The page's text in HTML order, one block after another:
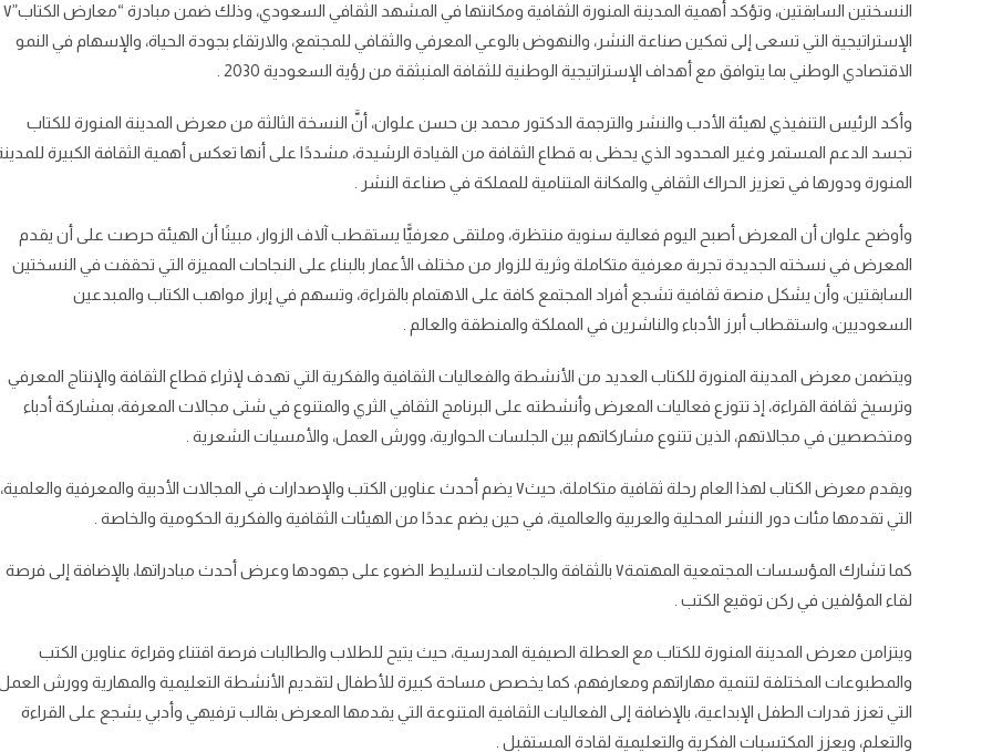
النسختين السابقتين، وتؤكد أهمية المدينة المنورة الثقافية ومكانتها في المشهد الثقافي السعودي، وذلك ضمن مبادرة “معارض الكتاب”٧
الإستراتيجية التي تسعى إلى تمكين صناعة النشر، والنهوض بالوعي المعرفي والثقافي للمجتمع، والارتقاء بجودة الحياة، والإسهام في النمو
الاقتصادي الوطني بما يتوافق مع أهداف الإستراتيجية الوطنية للثقافة المنبثقة من رؤية السعودية 2030 .
وأكد الرئيس التنفيذي لهيئة الأدب والنشر والترجمة الدكتور محمد بن حسن علوان، أنَّ النسخة الثالثة من معرض المدينة المنورة للكتاب
تجسد الدعم المستمر وغير المحدود الذي يحظى به قطاع الثقافة من القيادة الرشيدة، مشددًا على أنها تعكس أهمية الثقافة الكبيرة
المنورة ودورها في تعزيز الحراك الثقافي والمكانة المتنامية للمملكة في صناعة النشر .
وأوضح علوان أن المعرض أصبح اليوم فعالية سنوية منتظرة، وملتقى معرفيًّا يستقطب آلاف الزوار، مبينًا أن الهيئة حرصت على أن يقدم
المعرض في نسخته الجديدة تجربة معرفية متكاملة وثرية للزوار من مختلف الأعمار بالبناء على النجاحات المميزة التي تحققت في النسختين
السابقتين، وأن يشكل منصة ثقافية تشجع أفراد المجتمع كافة على الاهتمام بالقراءة، وتسهم في إبراز مواهب الكتاب والمبدعين
السعوديين، واستقطاب أبرز الأدباء والناشرين في المملكة والمنطقة والعالم .
ويتضمن معرض المدينة المنورة للكتاب العديد من الأنشطة والفعاليات الثقافية والفكرية التي تهدف لإثراء قطاع الثقافة والإنتاج المعرفي
وترسيخ ثقافة القراءة، إذ تتوزع فعاليات المعرض وأنشطته على البرنامج الثقافي الثري والمتنوع في شتى مجالات المعرفة، بمشاركة أدباء
ومتخصصين في مجالاتهم، الذين تتنوع مشاركاتهم بين الجلسات الحوارية، وورش العمل، والأمسيات الشعرية .
ويقدم معرض الكتاب لهذا العام رحلة ثقافية متكاملة، حيث٧ يضم أحدث عناوين الكتب والإصدارات في المجالات الأدبية والمعرفية والعلمية،
التي تقدمها مئات دور النشر المحلية والعربية والعالمية، في حين يضم عددًا من الهيئات الثقافية والفكرية الحكومية والخاصة .
كما تشارك المؤسسات المجتمعية المهتمة٧ بالثقافة والجامعات لتسليط الضوء على جهودها وعرض أحدث مبادراتها، بالإضافة إلى فرصة
لقاء المؤلفين في ركن توقيع الكتب .
ويتزامن معرض المدينة المنورة للكتاب مع العطلة الصيفية المدرسية، حيث يتيح للطلاب والطالبات فرصة اقتناء وقراءة عناوين الكتب
والمطبوعات المختلفة لتنمية مهاراتهم ومعارفهم، كما يخصص مساحة كبيرة للأطفال لتقديم الأنشطة التعليمية والمهارية وورش
التي تعزز قدرات الطفل الإبداعية، بالإضافة إلى الفعاليات الثقافية المتنوعة التي يقدمها المعرض بقالب ترفيهي وأدبي يشجع على القراءة
والتعلم، ويعزز المكتسبات الفكرية والتعليمية لقادة المستقبل .